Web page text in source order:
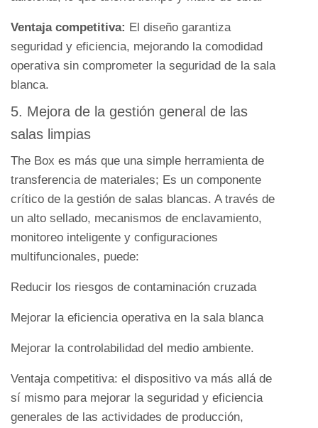
Ventaja competitiva: El diseño garantiza
seguridad y eficiencia, mejorando la comodidad
operativa sin comprometer la seguridad de la sala
blanca.
5. Mejora de la gestión general de las
salas limpias
The Box es más que una simple herramienta de
transferencia de materiales; Es un componente
crítico de la gestión de salas blancas. A través de
un alto sellado, mecanismos de enclavamiento,
monitoreo inteligente y configuraciones
multifuncionales, puede:
Reducir los riesgos de contaminación cruzada
Mejorar la eficiencia operativa en la sala blanca
Mejorar la controlabilidad del medio ambiente.
Ventaja competitiva: el dispositivo va más allá de
sí mismo para mejorar la seguridad y eficiencia
generales de las actividades de producción,